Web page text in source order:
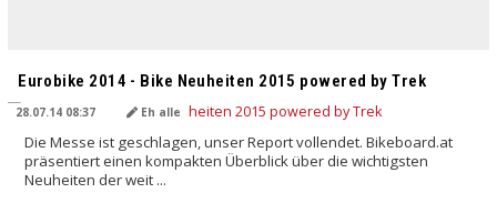
Eurobike 2014 - Bike Neuheiten 2015 powered by Trek
28.07.14 08:37 Eh alle
Die Messe ist geschlagen, unser Report vollendet. Bikeboard.at
präsentiert einen kompakten Überblick über die wichtigsten
Neuheiten der weit ...